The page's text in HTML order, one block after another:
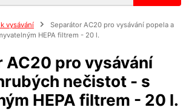
vysávání
Separátor AC20 pro vysávání popela a
HEPA filtrem - 20 l.
AC20 pro vysávání
nečistot - s
HEPA filtrem - 20 l.